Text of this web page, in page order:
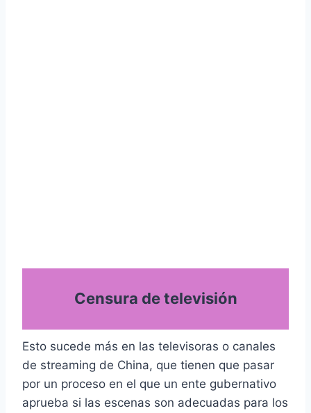
Censura de televisión
Esto sucede más en las televisoras o canales
de streaming de China, que tienen que pasar
por un proceso en el que un ente gubernativo
aprueba si las escenas son adecuadas para los